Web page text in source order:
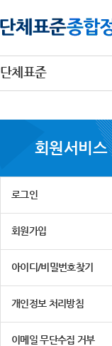
단체표준
회원서비스
로그인
회원가입
아이디/비밀번호찾기
개인정보 처리방침
이메일 무단수집 거부